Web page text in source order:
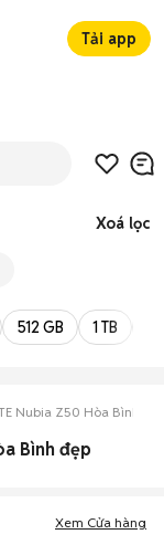
Tải app
Xoá lọc
512 GB 1 TB
Nubia Z50 Hòa Bình
Bình đẹp
Xem Cửa hàng